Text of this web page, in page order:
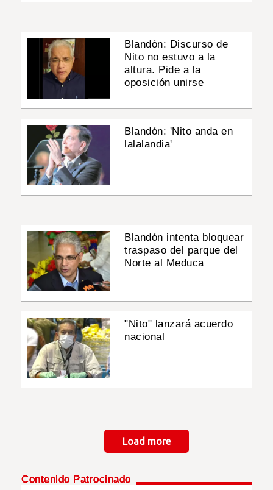
Blandón: Discurso de
Nito no estuvo a la
altura. Pide a la
oposición unirse
Blandón: 'Nito anda en
lalalandia'
Blandón intenta bloquear
traspaso del parque del
Norte al Meduca
"Nito" lanzará acuerdo
nacional
Load more
Contenido Patrocinado